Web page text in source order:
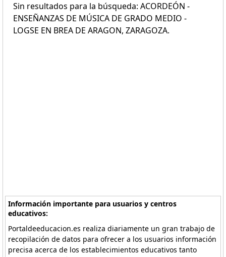
Sin resultados para la búsqueda: ACORDEÓN -
ENSEÑANZAS DE MÚSICA DE GRADO MEDIO -
LOGSE EN BREA DE ARAGON, ZARAGOZA.
Información importante para usuarios y centros
educativos:
Portaldeeducacion.es realiza diariamente un gran trabajo de
recopilación de datos para ofrecer a los usuarios información
precisa acerca de los establecimientos educativos tanto